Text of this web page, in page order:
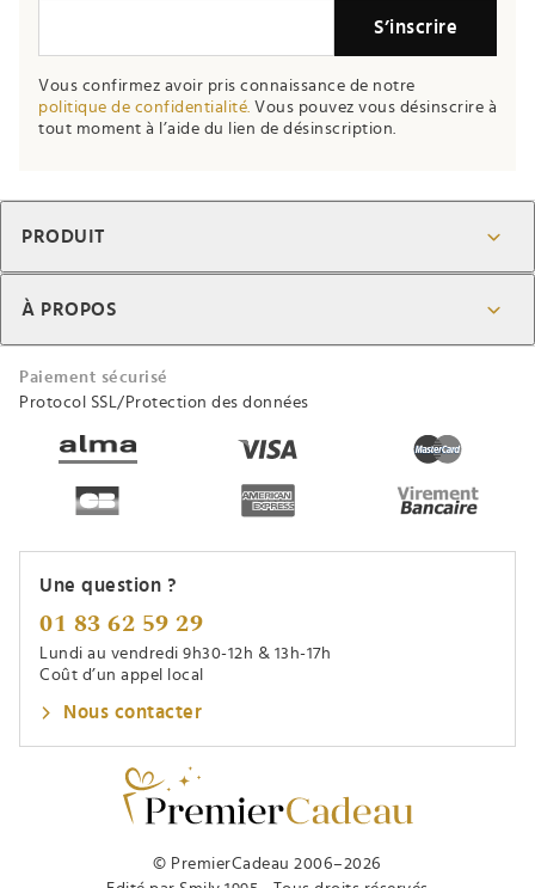
S’inscrire
Vous confirmez avoir pris connaissance de notre
politique de confidentialité. Vous pouvez vous désinscrire à
tout moment à l’aide du lien de désinscription.
© PremierCadeau 2006–2026
PRODUIT
À PROPOS
Paiement sécurisé
Protocol SSL/Protection des données
Une question ?
01 83 62 59 29
Lundi au vendredi 9h30-12h & 13h-17h
Coût d’un appel local
Nous contacter